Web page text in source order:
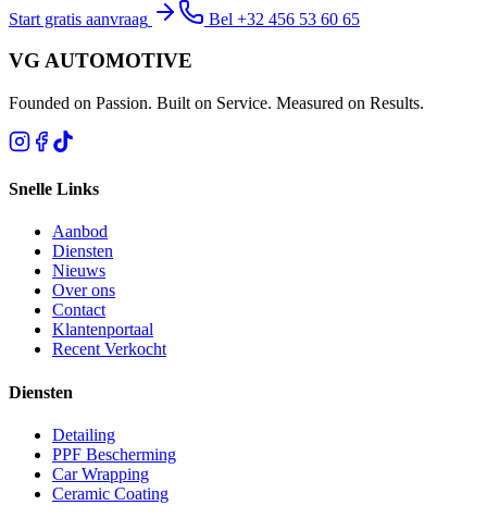
Start gratis aanvraag Bel +32 456 53 60 65
VG AUTOMOTIVE
Founded on Passion. Built on Service. Measured on Results.
Snelle Links
Aanbod
Diensten
Nieuws
Over ons
Contact
Klantenportaal
Recent Verkocht
Diensten
Detailing
PPF Bescherming
Car Wrapping
Ceramic Coating